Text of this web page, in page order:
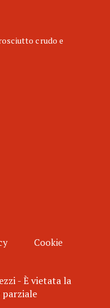
crudo e
Cookie
- È vietata la